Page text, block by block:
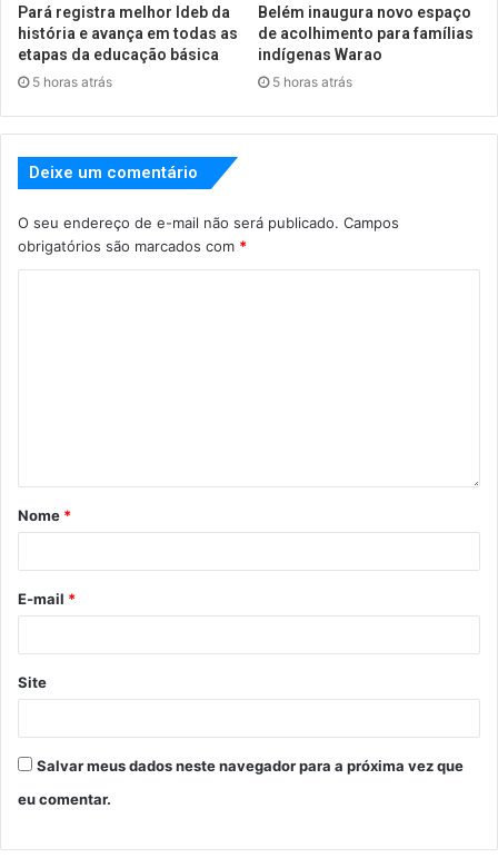
Pará registra melhor Ideb da
história e avança em todas as
etapas da educação básica
5 horas atrás
Belém inaugura novo espaço
de acolhimento para famílias
indígenas Warao
5 horas atrás
Deixe um comentário
O seu endereço de e-mail não será publicado. Campos
obrigatórios são marcados com *
Nome *
E-mail *
Site
Salvar meus dados neste navegador para a próxima vez que
eu comentar.